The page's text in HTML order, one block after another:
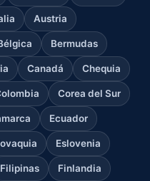
Austria
Bermudas
Canadá Chequia
Corea del Sur
Ecuador
Eslovenia
Filipinas Finlandia